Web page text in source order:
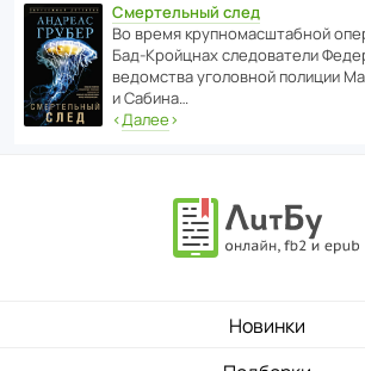
Смертельный след
Во время круп­но­мас­ш­та­бной
Бад‑Крой­цнах следо­ва­тели
ведомства уголо­вной полиции
и Сабина…
‹Далее›
Новинки